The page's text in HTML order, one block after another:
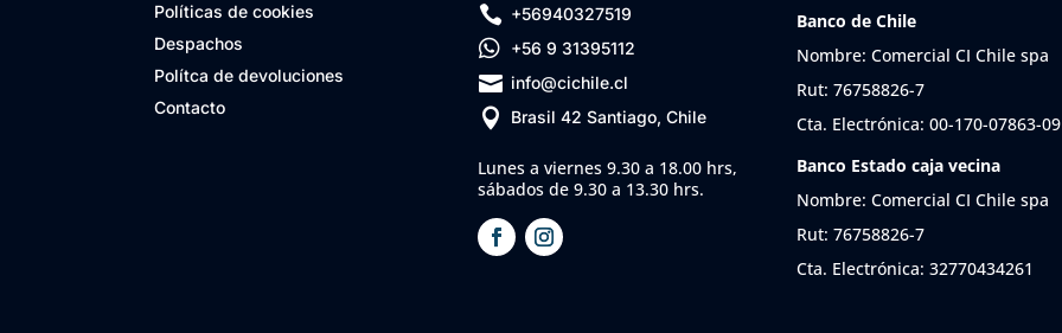
Políticas de cookies
Despachos
Polítca de devoluciones
Contacto
 +56940327519
 +56 9 31395112
 info@cichile.cl
 Brasil 42 Santiago, Chile
Lunes a viernes 9.30 a 18.00 hrs,
sábados de 9.30 a 13.30 hrs.
Banco de Chile
Nombre: Comercial CI Chile spa
Rut: 76758826-7
Cta. Electrónica: 00-170-07863-09
Banco Estado caja vecina
Nombre: Comercial CI Chile spa
Rut: 76758826-7
Cta. Electrónica: 32770434261